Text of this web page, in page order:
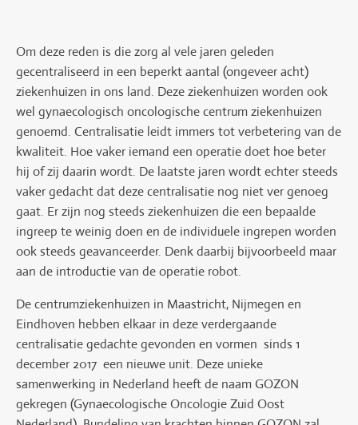
Om deze reden is die zorg al vele jaren geleden
gecentraliseerd in een beperkt aantal (ongeveer acht)
ziekenhuizen in ons land. Deze ziekenhuizen worden ook
wel gynaecologisch oncologische centrum ziekenhuizen
genoemd. Centralisatie leidt immers tot verbetering van de
kwaliteit. Hoe vaker iemand een operatie doet hoe beter
hij of zij daarin wordt. De laatste jaren wordt echter steeds
vaker gedacht dat deze centralisatie nog niet ver genoeg
gaat. Er zijn nog steeds ziekenhuizen die een bepaalde
ingreep te weinig doen en de individuele ingrepen worden
ook steeds geavanceerder. Denk daarbij bijvoorbeeld maar
aan de introductie van de operatie robot.
De centrumziekenhuizen in Maastricht, Nijmegen en
Eindhoven hebben elkaar in deze verdergaande
centralisatie gedachte gevonden en vormen sinds 1
december2017 een nieuwe unit. Deze unieke
samenwerking in Nederland heeft de naam GOZON
gekregen (Gynaecologische Oncologie Zuid Oost